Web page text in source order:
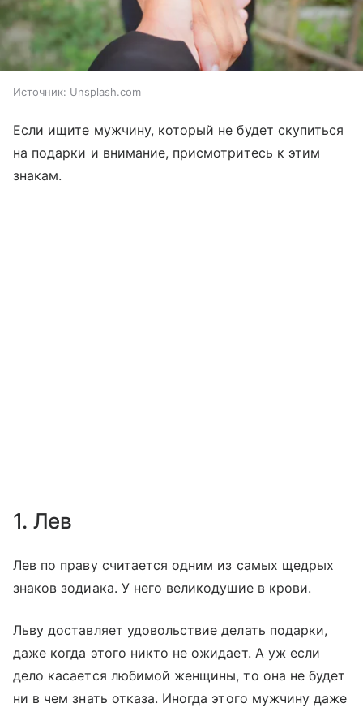
Источник: Unsplash.com
Если ищите мужчину, который не будет скупиться
на подарки и внимание, присмотритесь к этим
знакам.
1. Лев
Лев по праву считается одним из самых щедрых
знаков зодиака. У него великодушие в крови.
Льву доставляет удовольствие делать подарки,
даже когда этого никто не ожидает. А уж если
дело касается любимой женщины, то она не будет
ни в чем знать отказа. Иногда этого мужчину даже